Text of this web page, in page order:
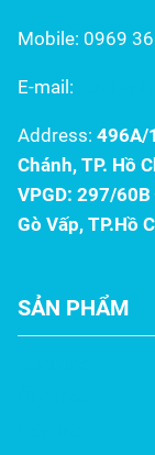
Mobile: 0969
E-mail:
Address: 496A/
Chánh, TP. Hồ
VPGD: 297/
Gò Vấp, TP.Hồ
SẢN PHẨM